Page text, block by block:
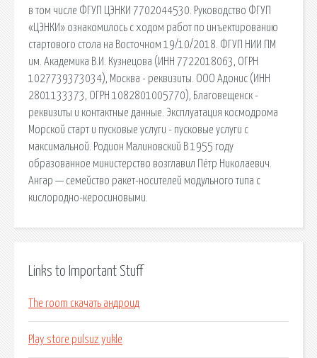
в том числе ФГУП ЦЭНКИ 7702044530. Руководство ФГУП
«ЦЭНКИ» ознакомилось с ходом работ по инъектированию
стартового стола на Восточном 19/10/2018. ФГУП НИИ ПМ
им. Академика В.И. Кузнецова (ИНН 7722018063, ОГРН
1027739373034), Москва - реквизиты. ООО Адонис (ИНН
2801133373, ОГРН 1082801005770), Благовещенск -
реквизиты и контактные данные. Эксплуатация космодрома
Морской старт и пусковые услуги - пусковые услуги с
максимальной. Родион Малиновский В 1955 году
образованное министерство возглавил Пётр Николаевич.
Ангар — семейство ракет-носителей модульного типа с
кислородно-керосиновыми.
Links to Important Stuff
The room скачать андроид
Play store pulsuz yukle